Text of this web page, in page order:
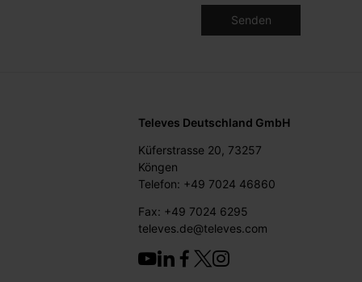
Televes Deutschland GmbH
Küferstrasse 20, 73257
Köngen
Telefon: +49 7024 46860
Fax: +49 7024 6295
televes.de@televes.com